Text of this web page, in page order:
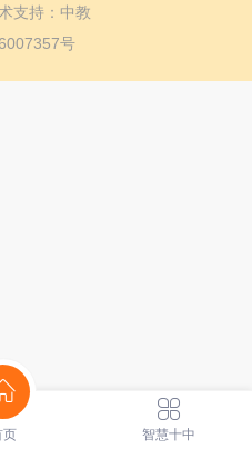
支持： 中教
号
页 智慧十中